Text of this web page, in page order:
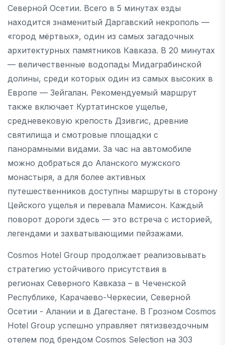
Северной Осетии. Всего в 5 минутах езды
находится знаменитый Даргавский некрополь —
«город мёртвых», один из самых загадочных
архитектурных памятников Кавказа. В 20 минутах
— величественные водопады Мидаграбинской
долины, среди которых один из самых высоких в
Европе — Зейгалан. Рекомендуемый маршрут
также включает Куртатинское ущелье,
средневековую крепость Дзивгис, древние
святилища и смотровые площадки с
панорамными видами. За час на автомобиле
можно добраться до Аланского мужского
монастыря, а для более активных
путешественников доступны маршруты в сторону
Цейского ущелья и перевала Мамисон. Каждый
поворот дороги здесь — это встреча с историей,
легендами и захватывающими пейзажами.
Cosmos Hotel Group продолжает реализовывать
стратегию устойчивого присутствия в
регионах Северного Кавказа – в Чеченской
Республике, Карачаево-Черкесии, Северной
Осетии - Алании и в Дагестане. В Грозном Cosmos
Hotel Group успешно управляет пятизвездочным
отелем под брендом Cosmos Selection на 303